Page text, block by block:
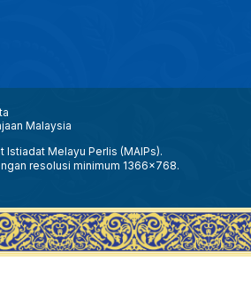
Malaysia
Melayu Perlis (MAIPs).
resolusi minimum 1366x768.